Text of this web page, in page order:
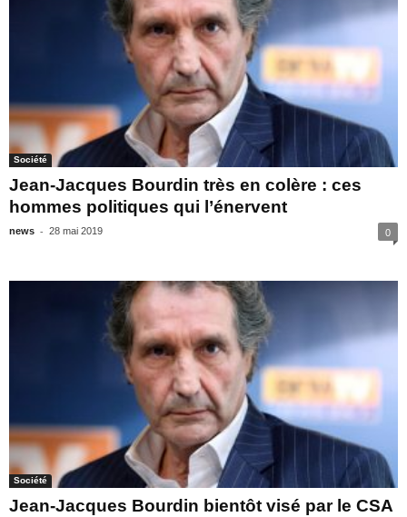
Société
Jean-Jacques Bourdin très en colère : ces
hommes politiques qui l’énervent
news - 28 mai 2019 0
Société
Jean-Jacques Bourdin bientôt visé par le CSA